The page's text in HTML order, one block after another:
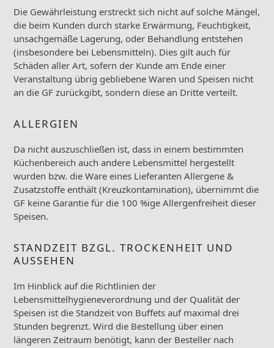
Die Gewährleistung erstreckt sich nicht auf solche Mängel,
die beim Kunden durch starke Erwärmung, Feuchtigkeit,
unsachgemäße Lagerung, oder Behandlung entstehen
(insbesondere bei Lebensmitteln). Dies gilt auch für
Schäden aller Art, sofern der Kunde am Ende einer
Veranstaltung übrig gebliebene Waren und Speisen nicht
an die GF zurückgibt, sondern diese an Dritte verteilt.
ALLERGIEN
Da nicht auszuschließen ist, dass in einem bestimmten
Küchenbereich auch andere Lebensmittel hergestellt
wurden bzw. die Ware eines Lieferanten Allergene &
Zusatzstoffe enthält (Kreuzkontamination), übernimmt die
GF keine Garantie für die 100 %ige Allergenfreiheit dieser
Speisen.
STANDZEIT BZGL. TROCKENHEIT UND
AUSSEHEN
Im Hinblick auf die Richtlinien der
Lebensmittelhygieneverordnung und der Qualität der
Speisen ist die Standzeit von Buffets auf maximal drei
Stunden begrenzt. Wird die Bestellung über einen
längeren Zeitraum benötigt, kann der Besteller nach